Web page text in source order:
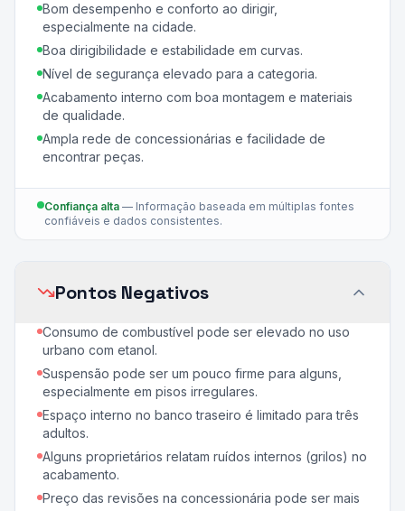
Bom desempenho e conforto ao dirigir,
especialmente na cidade.
Boa dirigibilidade e estabilidade em curvas.
Nível de segurança elevado para a categoria.
Acabamento interno com boa montagem e materiais
de qualidade.
Ampla rede de concessionárias e facilidade de
encontrar peças.
Confiança alta — Informação baseada em múltiplas fontes
confiáveis e dados consistentes.
Pontos Negativos
Consumo de combustível pode ser elevado no uso
urbano com etanol.
Suspensão pode ser um pouco firme para alguns,
especialmente em pisos irregulares.
Espaço interno no banco traseiro é limitado para três
adultos.
Alguns proprietários relatam ruídos internos (grilos) no
acabamento.
Preço das revisões na concessionária pode ser mais